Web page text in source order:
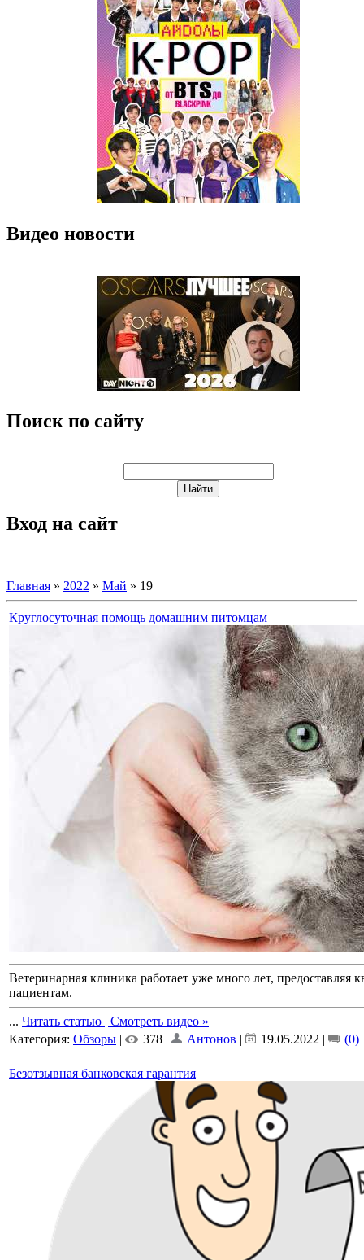
Видео новости
Поиск по сайту
Вход на сайт
Главная » 2022 » Май » 19
Круглосуточная помощь домашним питомцам
Ветеринарная клиника работает уже много лет,
пациентам.
... Читать статью | Смотреть видео »
Категория: Обзоры | 378 | Антонов | 19.05.2022 | (0)
Безотзывная банковская гарантия